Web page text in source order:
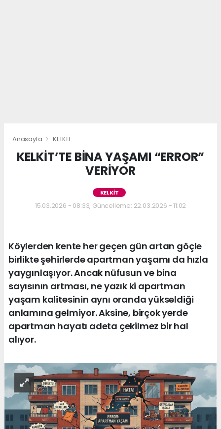
Anasayfa KELKİT
KELKİT’TE BİNA YAŞAMI “ERROR”
VERİYOR
KELKİT
15.03.2026 - 08:33, Güncelleme: 22.03.2026 - 11:02
Köylerden kente her geçen gün artan göçle
birlikte şehirlerde apartman yaşamı da hızla
yaygınlaşıyor. Ancak nüfusun ve bina
sayısının artması, ne yazık ki apartman
yaşam kalitesinin aynı oranda yükseldiği
anlamına gelmiyor. Aksine, birçok yerde
apartman hayatı adeta çekilmez bir hal
alıyor.